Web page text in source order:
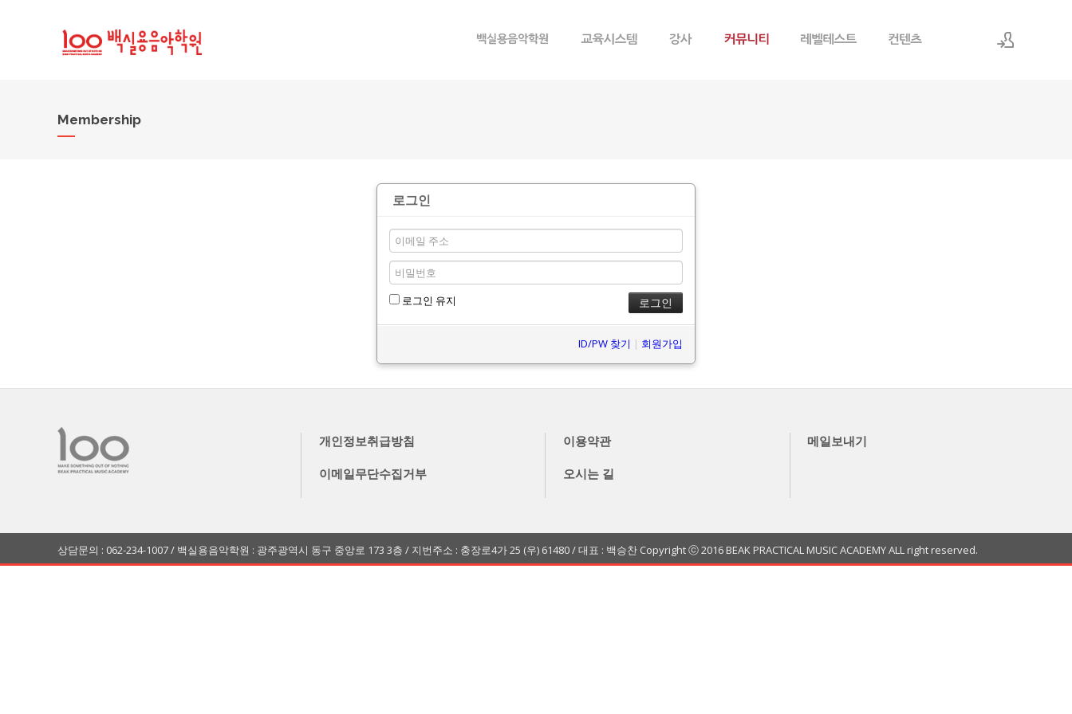
Membership
로그인
로그인 유지
ID/PW 찾기 | 회원가입
개인정보취급방침 이용약관 메일보내기
이메일무단수집거부 오시는 길
상담문의 : 062-234-1007 / 백실용음악학원 : 광주광역시 동구 중앙로 173 3층 / 지번주소 : 충장로4가 25 (우) 61480 / 대표 : 백승찬 Copyright ⓒ 2016 BEAK PRACTICAL MUSIC ACADEMY ALL right reserved.